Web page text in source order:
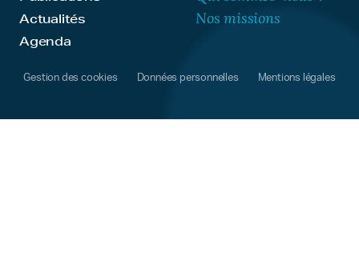
Actualités
Agenda
Nos missions
Gestion des cookies Données personnelles Mentions légales